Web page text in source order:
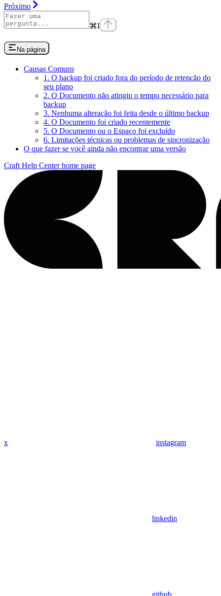
Próximo
⌘I
Na página
Causas Comuns
1. O backup foi criado fora do período de retenção do
seu plano
2. O Documento não atingiu o tempo necessário para
backup
3. Nenhuma alteração foi feita desde o último backup
4. O Documento foi criado recentemente
5. O Documento ou o Espaço foi excluído
6. Limitações técnicas ou problemas de sincronização
O que fazer se você ainda não encontrar uma versão
Craft Help Centerhome page
x instagram
linkedin
github